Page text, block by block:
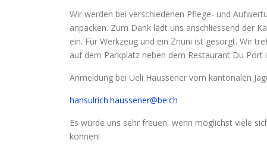
Wir werden bei verschiedenen Pflege- und
anpacken. Zum Dank lädt uns anschliessend der
ein. Für Werkzeug und ein Znüni ist gesorgt. Wir
auf dem Parkplatz neben dem Restaurant Du Port
Anmeldung bei Ueli Haussener vom kantonalen
hansulrich.haussener@be.ch
Es würde uns sehr freuen, wenn möglichst viele
können!